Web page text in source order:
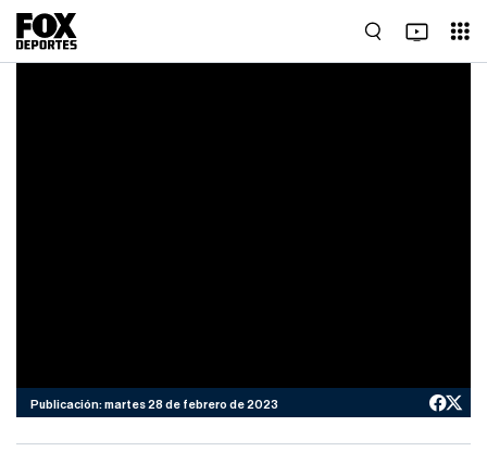
Publicación: martes 28 de febrero de 2023